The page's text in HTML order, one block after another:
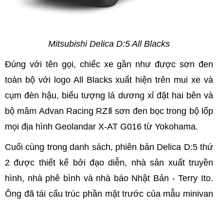
Mitsubishi Delica D:5 All Blacks
Đúng với tên gọi, chiếc xe gần như được sơn đen
toàn bộ với logo All Blacks xuất hiện trên mui xe và
cụm đèn hậu, biểu tượng lá dương xỉ đặt hai bên và
bộ mâm Advan Racing RZⅡ sơn đen bọc trong bộ lốp
mọi địa hình Geolandar X-AT G016 từ Yokohama.
Cuối cùng trong danh sách, phiên bản Delica D:5 thứ
2 được thiết kế bởi đạo diễn, nhà sản xuất truyền
hình, nhà phê bình và nhà báo Nhật Bản - Terry Ito.
Ông đã tái cấu trúc phần mặt trước của mẫu minivan